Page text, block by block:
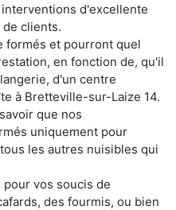
d'excellente
clients.
formés et pourront quel
en fonction de, qu'il
d'un centre
à Bretteville-sur-Laize 14.
que nos
uniquement pour
les autres nuisibles qui
vos soucis de
des fourmis, ou bien